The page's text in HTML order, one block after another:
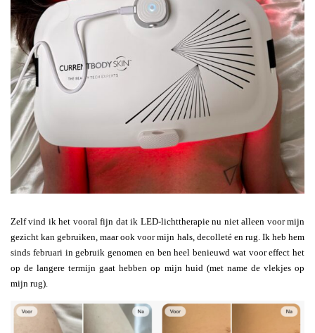
Zelf vind ik het vooral fijn dat ik LED-lichttherapie nu niet alleen voor mijn
gezicht kan gebruiken, maar ook voor mijn hals, decolleté en rug. Ik heb hem
sinds februari in gebruik genomen en ben heel benieuwd wat voor effect het
op de langere termijn gaat hebben op mijn huid (met name de vlekjes op
mijn rug).